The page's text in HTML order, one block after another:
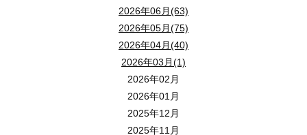
2026年06月(63)
2026年05月(75)
2026年04月(40)
2026年03月(1)
2026年02月
2026年01月
2025年12月
2025年11月